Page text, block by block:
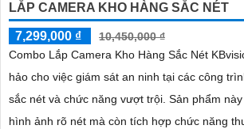
LẮP CAMERA KHO HÀNG SẮC NÉT
7,299,000 ₫
10,450,000 ₫
Combo Lắp Camera Kho Hàng Sắc Nét
hảo cho việc giám sát an ninh tại các công
sắc nét và chức năng vượt trội. Sản phẩm này không chỉ đảm bảo
hình ảnh rõ nét mà còn tích hợp chức năng